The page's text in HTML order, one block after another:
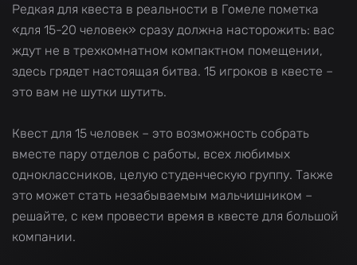
Редкая для квеста в реальности в Гомеле пометка
«для 15-20 человек» сразу должна насторожить: вас
ждут не в трехкомнатном компактном помещении,
здесь грядет настоящая битва. 15 игроков в квесте –
это вам не шутки шутить.
Квест для 15 человек – это возможность собрать
вместе пару отделов с работы, всех любимых
одноклассников, целую студенческую группу. Также
это может стать незабываемым мальчишником –
решайте, с кем провести время в квесте для большой
компании.